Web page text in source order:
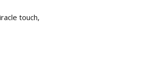
touch,